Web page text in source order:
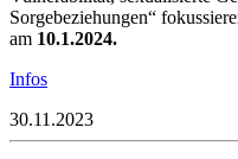
Sorgebeziehungen“
am 10.1.2024.
Infos
30.11.2023